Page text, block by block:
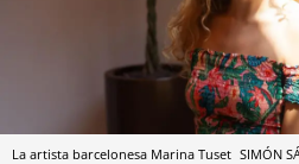
La artista barcelonesa Marina Tuset SIMÓN